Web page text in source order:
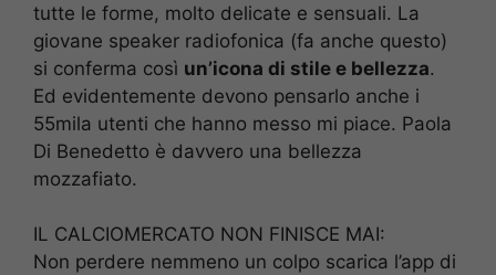
tutte le forme, molto delicate e sensuali. La
giovane speaker radiofonica (fa anche questo)
si conferma così un’icona di stile e bellezza.
Ed evidentemente devono pensarlo anche i
55mila utenti che hanno messo mi piace. Paola
Di Benedetto è davvero una bellezza
mozzafiato.
IL CALCIOMERCATO NON FINISCE MAI:
Non perdere nemmeno un colpo scarica l’app di